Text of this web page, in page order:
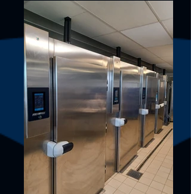
• Joint de porte magnétique démontable sans
outils
• Pieds inox de série avec soudure à 360°,
réglage de 149 mm à 209 mm
• Évaporateur ventilé vertical et traité anti-
corrosion
• Version "froid renforcé" avec évaporateur
supplémentaire pour les modèles 3 et 4 portes
à températures positives. Permet par exemple
de remplacer toutes les portes par des
modules à tiroirs
• Groupe hermétique à condensation par air
• Résistances de façade
• Dégivrage électrique sur modèles à basses
températures
• Réévaporation automatique des eaux de
• Régulateur électronique avec afficheur digital